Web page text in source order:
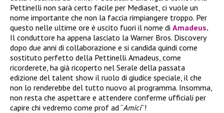
Pettinelli non sarà certo facile per Mediaset, ci vuole un
nome importante che non la faccia rimpiangere troppo. Per
questo nelle ultime ore è uscito fuori il nome di Amadeus.
Il conduttore ha appena lasciato la Warner Bros. Discovery
dopo due anni di collaborazione e si candida quindi come
sostituto perfetto della Pettinelli. Amadeus, come
ricorderete, ha già ricoperto nel Serale della passata
edizione del talent show il ruolo di giudice speciale, il che
non lo renderebbe del tutto nuovo al programma. Insomma,
non resta che aspettare e attendere conferme ufficiali per
capire chi vedremo come prof ad “Amici“!